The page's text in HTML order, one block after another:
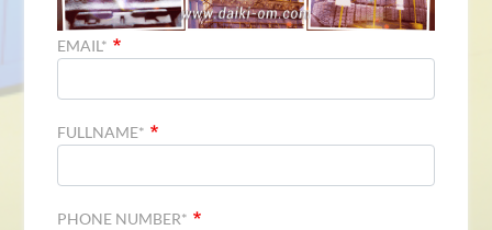
EMAIL*
FULLNAME*
PHONE NUMBER*